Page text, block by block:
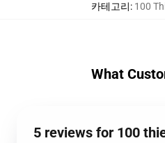
카테고리: 100
What
5 reviews for 100